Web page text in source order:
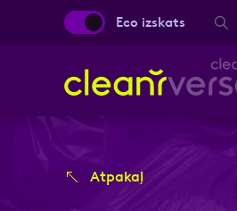
Eco izskats
Atpakaļ